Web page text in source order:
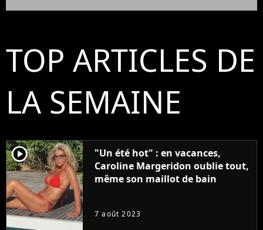
TOP ARTICLES DE
LA SEMAINE
player2
"Un été hot" : en vacances,
Caroline Margeridon oublie tout,
même son maillot de bain
7 août 2023